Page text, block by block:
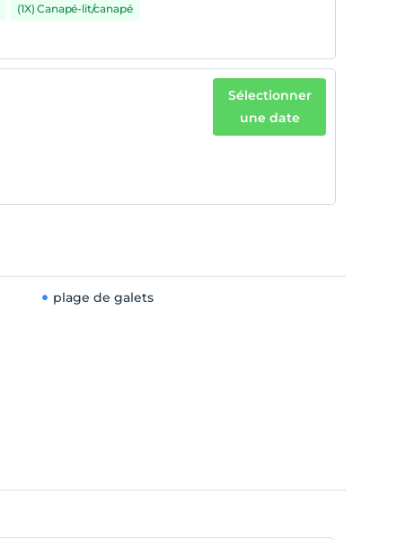
(1X) Canapé-lit/canapé
Sélectionner
une date
plage de galets